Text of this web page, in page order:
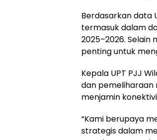
Berdasarkan data
termasuk dalam
2025–2026.
penting untuk
Kepala UPT PJJ
dan pemeliharaan
menjamin
“Kami berupaya
strategis dalam